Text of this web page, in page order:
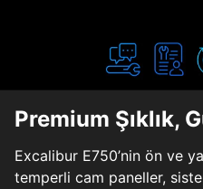
Premium Şıklık,
Excalibur E750’nin ön ve
temperli cam paneller,